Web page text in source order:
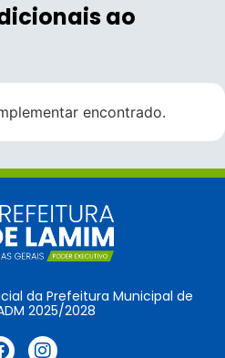
ao
encontrado.
da Prefeitura Municipal de
2025/2028